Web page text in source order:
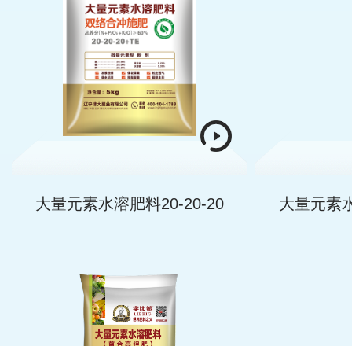
大量元素水溶肥料20-20-20 大量元素